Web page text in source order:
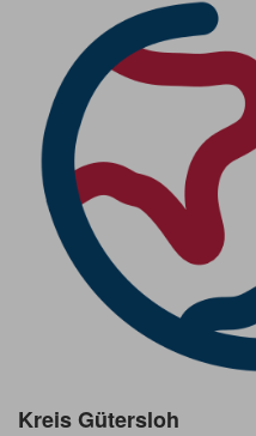
Kreis Gütersloh